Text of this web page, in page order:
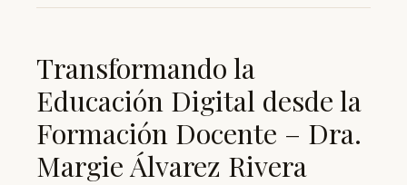
Transformando la
Educación Digital desde la
Formación Docente – Dra.
Margie Álvarez Rivera